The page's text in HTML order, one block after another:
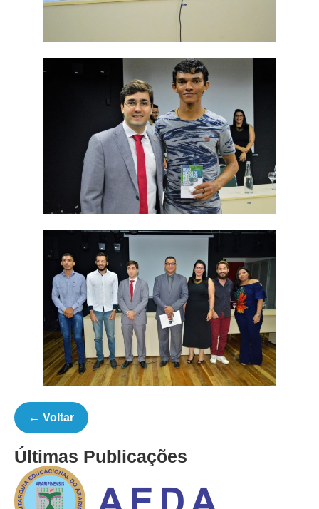
← Voltar
Últimas Publicações